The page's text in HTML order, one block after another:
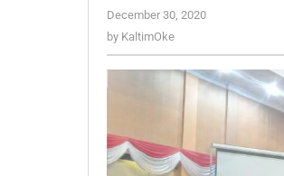
December 30, 2020
by KaltimOke